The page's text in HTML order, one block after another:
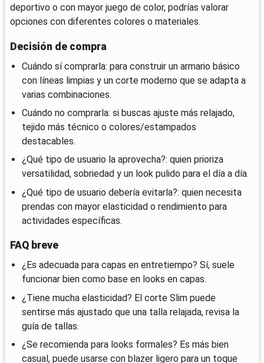
deportivo o con mayor juego de color, podrías valorar
opciones con diferentes colores o materiales.
Decisión de compra
Cuándo sí comprarla: para construir un armario básico
con líneas limpias y un corte moderno que se adapta a
varias combinaciones.
Cuándo no comprarla: si buscas ajuste más relajado,
tejido más técnico o colores/estampados
destacables.
¿Qué tipo de usuario la aprovecha?: quien prioriza
versatilidad, sobriedad y un look pulido para el día a día.
¿Qué tipo de usuario debería evitarla?: quien necesita
prendas con mayor elasticidad o rendimiento para
actividades específicas.
FAQ breve
¿Es adecuada para capas en entretiempo? Sí, suele
funcionar bien como base en looks en capas.
¿Tiene mucha elasticidad? El corte Slim puede
sentirse más ajustado que una talla relajada, revisa la
guía de tallas.
¿Se recomienda para looks formales? Es más bien
casual, puede usarse con blazer ligero para un toque